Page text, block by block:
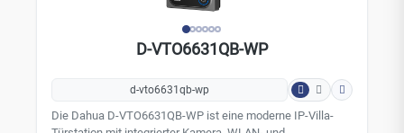
D-VTO6631QB-WP
d-vto6631qb-wp
Die Dahua D-VTO6631QB-WP ist eine moderne IP-Villa-